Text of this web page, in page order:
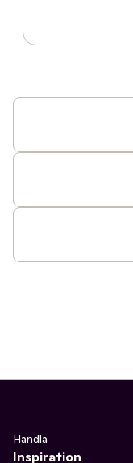
Handla
Inspiration